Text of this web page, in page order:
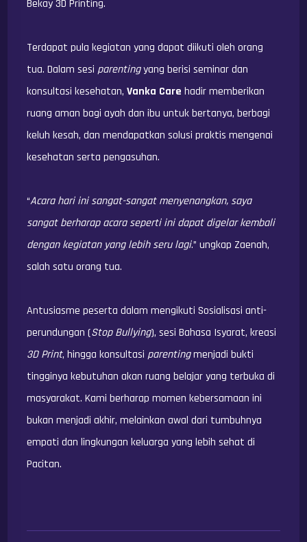
Bekay 3D Printing.
Terdapat pula kegiatan yang dapat diikuti oleh orang
tua. Dalam sesi parentingyang berisi seminar dan
konsultasi kesehatan,Vanka Care hadir memberikan
ruang aman bagi ayah dan ibu untuk bertanya, berbagi
keluh kesah, dan mendapatkan solusi praktis mengenai
kesehatan serta pengasuhan.
“Acara hari ini sangat-sangat menyenangkan, saya
sangat berharap acara seperti ini dapat digelar kembali
dengan kegiatan yang lebih seru lagi.” ungkap Zaenah,
salah satu orang tua.
Antusiasme peserta dalam mengikuti Sosialisasi anti-
perundungan (Stop Bullying), sesi Bahasa Isyarat, kreasi
3D Print, hingga konsultasi parentingmenjadi bukti
tingginya kebutuhan akan ruang belajar yang terbuka di
masyarakat. Kami berharap momen kebersamaan ini
bukan menjadi akhir, melainkan awal dari tumbuhnya
empati dan lingkungan keluarga yang lebih sehat di
Pacitan.